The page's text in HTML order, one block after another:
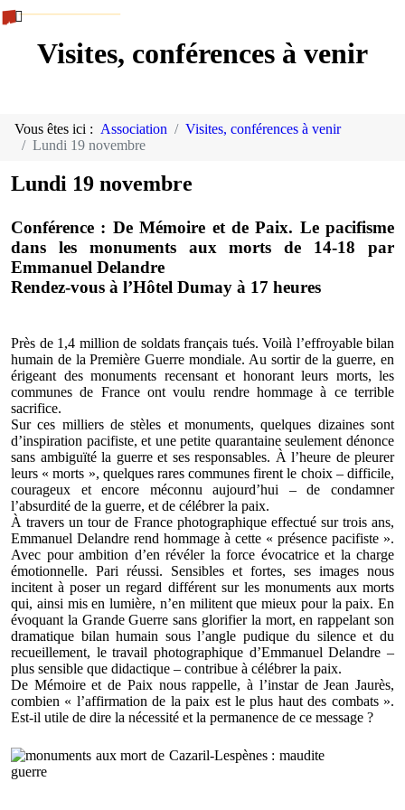
Visites, conférences à venir
Vous êtes ici : Association
Visites, conférences à venir
Lundi 19 novembre
Lundi 19 novembre
Conférence : De Mémoire et de Paix. Le pacifisme
dans les monuments aux morts de 14-18 par
Emmanuel Delandre
Rendez-vous à l’Hôtel Dumay à 17 heures
Près de 1,4 million de soldats français tués. Voilà l’effroyable bilan
humain de la Première Guerre mondiale. Au sortir de la guerre, en
érigeant des monuments recensant et honorant leurs morts, les
communes de France ont voulu rendre hommage à ce terrible
sacrifice.
Sur ces milliers de stèles et monuments, quelques dizaines sont
d’inspiration pacifiste, et une petite quarantaine seulement dénonce
sans ambiguïté la guerre et ses responsables. À l’heure de pleurer
leurs « morts », quelques rares communes firent le choix – difficile,
courageux et encore méconnu aujourd’hui – de condamner
l’absurdité de la guerre, et de célébrer la paix.
À travers un tour de France photographique effectué sur trois ans,
Emmanuel Delandre rend hommage à cette « présence pacifiste ».
Avec pour ambition d’en révéler la force évocatrice et la charge
émotionnelle. Pari réussi. Sensibles et fortes, ses images nous
incitent à poser un regard différent sur les monuments aux morts
qui, ainsi mis en lumière, n’en militent que mieux pour la paix. En
évoquant la Grande Guerre sans glorifier la mort, en rappelant son
dramatique bilan humain sous l’angle pudique du silence et du
recueillement, le travail photographique d’Emmanuel Delandre –
plus sensible que didactique – contribue à célébrer la paix.
De Mémoire et de Paix nous rappelle, à l’instar de Jean Jaurès,
combien « l’affirmation de la paix est le plus haut des combats ».
Est-il utile de dire la nécessité et la permanence de ce message ?